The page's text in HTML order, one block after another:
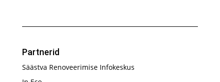
Partnerid
Säästva Renoveerimise Infokeskus